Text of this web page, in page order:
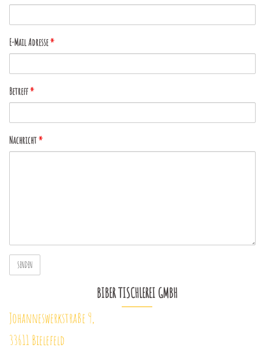
E-Mail Adresse*
Betreff*
Nachricht*
BIBER TISCHLEREI GMBH
Johanneswerkstraße 9,
33611 Bielefeld